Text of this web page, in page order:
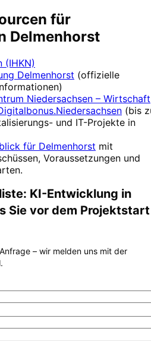
für
Delmenhorst
(IHKN)
Delmenhorst (offizielle
Niedersachsen – Wirtschaft
(bis
und IT-Projekte in
für Delmenhorst mit
Voraussetzungen und
KI-Entwicklung in
Sie vor dem Projektstart
– wir melden uns mit der